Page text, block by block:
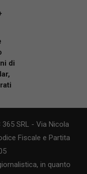
di
SRL - Via Nicola
Fiscale e Partita
in quanto